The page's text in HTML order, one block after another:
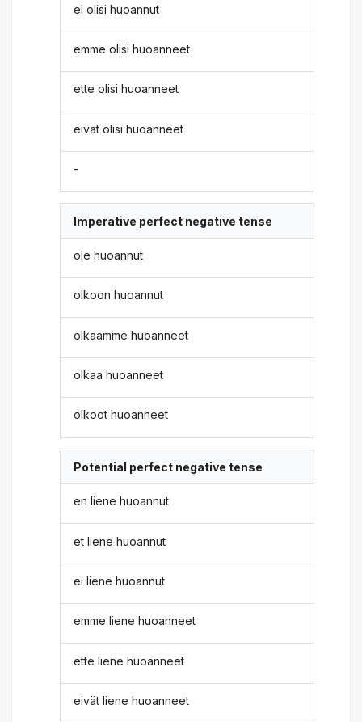
ei olisi huoannut
emme olisi huoanneet
ette olisi huoanneet
eivät olisi huoanneet
-
Imperative perfect negative tense
ole huoannut
olkoon huoannut
olkaamme huoanneet
olkaa huoanneet
olkoot huoanneet
Potential perfect negative tense
en liene huoannut
et liene huoannut
ei liene huoannut
emme liene huoanneet
ette liene huoanneet
eivät liene huoanneet